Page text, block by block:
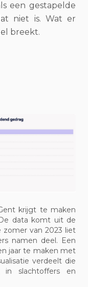
een gestapelde
niet is. Wat er
breekt.
krijgt te maken
data komt uit de
zomer van 2023 liet
namen deel. Een
jaar te maken met
verdeelt die
slachtoffers en